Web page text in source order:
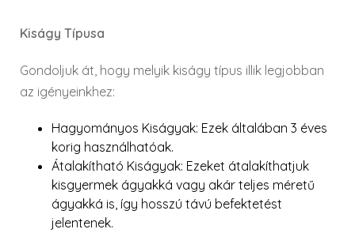
Kiságy Típusa
Gondoljuk át, hogy melyik kiságy típus illik legjobban
az igényeinkhez:
Hagyományos Kiságyak: Ezek általában 3 éves
korig használhatóak.
Átalakítható Kiságyak: Ezeket átalakíthatjuk
kisgyermek ágyakká vagy akár teljes méretű
ágyakká is, így hosszú távú befektetést
jelentenek.